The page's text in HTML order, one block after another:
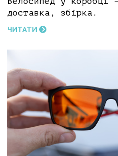
доставка, збірка.
ЧИТАТИ